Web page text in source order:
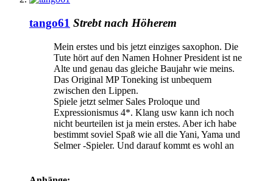
tango61 Strebt nach Höherem
Mein erstes und bis jetzt einziges saxophon. Die
Tute hört auf den Namen Hohner President ist ne
Alte und genau das gleiche Baujahr wie meins.
Das Original MP Toneking ist unbequem
zwischen den Lippen.
Spiele jetzt selmer Sales Proloque und
Expressionismus 4*. Klang usw kann ich noch
nicht beurteilen ist ja mein erstes. Aber ich habe
bestimmt soviel Spaß wie all die Yani, Yama und
Selmer -Spieler. Und darauf kommt es wohl an